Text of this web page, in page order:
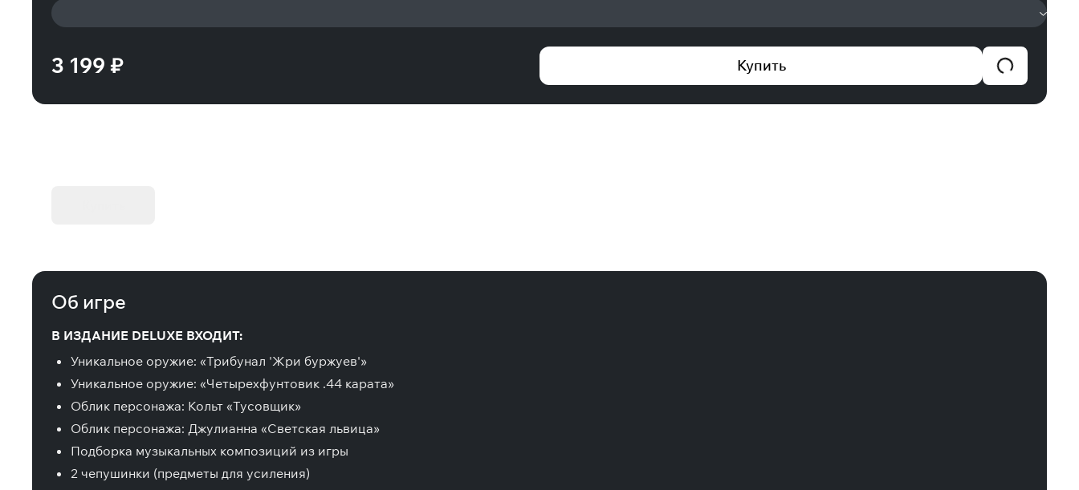
3 199 ₽ Купить
Об игре
В ИЗДАНИЕ DELUXE ВХОДИТ:
Уникальное оружие: «Трибунал 'Жри буржуев'»
Уникальное оружие: «Четырехфунтовик .44 карата»
Облик персонажа: Кольт «Тусовщик»
Облик персонажа: Джулианна «Светская львица»
Подборка музыкальных композиций из игры
2 чепушинки (предметы для усиления)